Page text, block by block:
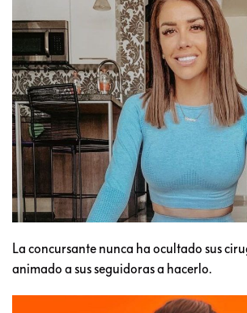
La concursante nunca ha ocultado sus
animado a sus seguidoras a hacerlo.